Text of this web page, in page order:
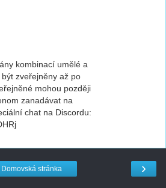
kombinací umělé a
zveřejněny až po
mohou později
zanadávat na
chat na Discordu:
›
Domovská stránka